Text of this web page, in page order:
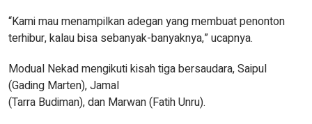
“Kami mau menampilkan adegan yang membuat penonton
terhibur, kalau bisa sebanyak-banyaknya,” ucapnya.
Modual Nekad mengikuti kisah tiga bersaudara, Saipul
(Gading Marten), Jamal
(Tarra Budiman), dan Marwan (Fatih Unru).